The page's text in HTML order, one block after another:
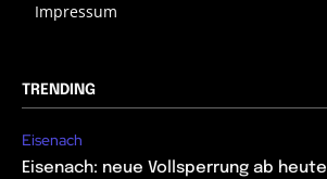
Impressum
TRENDING
Eisenach
Eisenach: neue Vollsperrung ab heute